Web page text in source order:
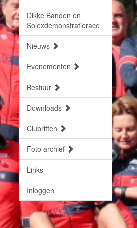
Dikke Banden en
Solexdemonstratierace
Nieuws
Evenementen
Bestuur
Downloads
Clubritten
Foto archief
Links
Inloggen